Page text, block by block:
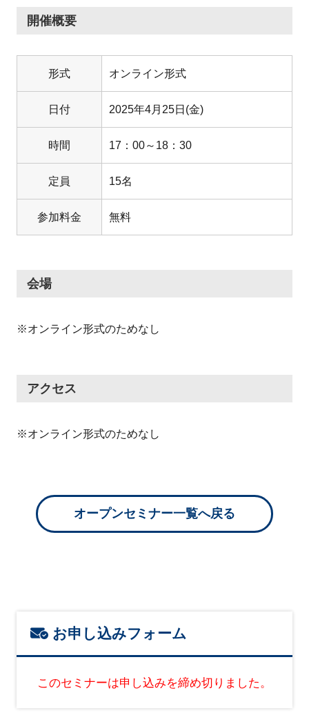
開催概要
形式 オンライン形式
日付 2025年4月25日(金)
時間 17：00～18：30
定員 15名
参加料金 無料
会場
※オンライン形式のためなし
アクセス
※オンライン形式のためなし
オープンセミナー一覧へ戻る
お申し込みフォーム
このセミナーは申し込みを締め切りました。